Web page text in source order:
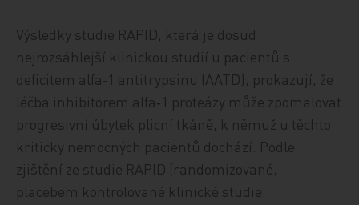
Výsledky studie RAPID, která je dosud
nejrozsáhlejší klinickou studií u pacientů s
deficitem alfa‑1 antitrypsinu (AATD), prokazují, že
léčba inhibitorem alfa‑1 proteázy může zpomalovat
progresivní úbytek plicní tkáně, k němuž u těchto
kriticky nemocných pacientů dochází. Podle
zjištění ze studie RAPID (randomizované,
placebem kontrolované klinické studie